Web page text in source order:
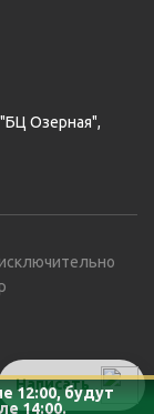
12:00, будут
14:00.
Озерная",
Написать